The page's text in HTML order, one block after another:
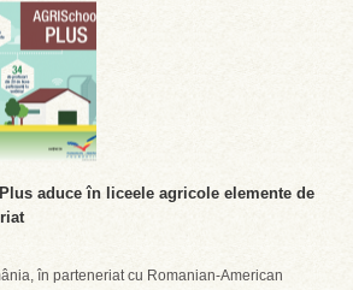
aduce în liceele agricole elemente de
în parteneriat cu Romanian-American